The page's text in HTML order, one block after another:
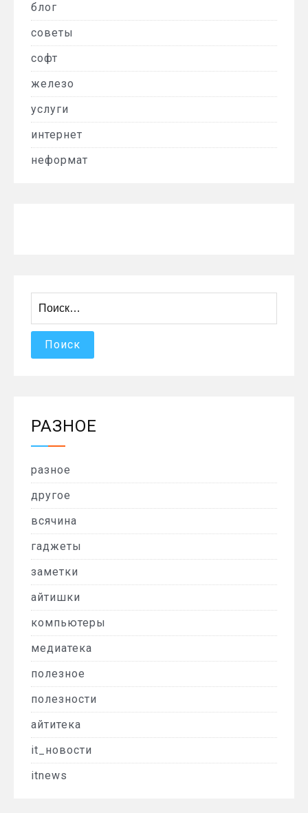
блог
советы
софт
железо
услуги
интернет
неформат
РАЗНОЕ
разное
другое
всячина
гаджеты
заметки
айтишки
компьютеры
медиатека
полезное
полезности
айтитека
it_новости
itnews